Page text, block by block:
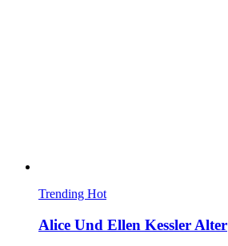
Trending Hot
Alice Und Ellen Kessler Alter